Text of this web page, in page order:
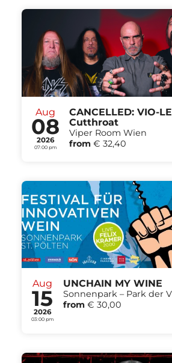
Aug
08
2026
07:00 pm
CANCELLED: VIO-
Cutthroat
Viper Room Wien
from € 32,40
Aug
15
2026
03:00 pm
UNCHAIN MY WINE
Sonnenpark – Park der
from € 30,00